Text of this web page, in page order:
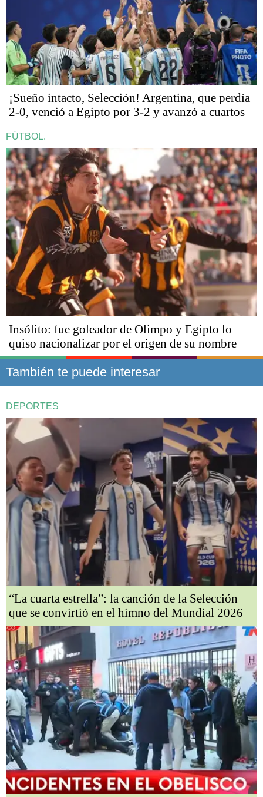
¡Sueño intacto, Selección! Argentina, que perdía
2-0, venció a Egipto por 3-2 y avanzó a cuartos
FÚTBOL.
Insólito: fue goleador de Olimpo y Egipto lo
quiso nacionalizar por el origen de su nombre
También te puede interesar
DEPORTES
“La cuarta estrella”: la canción de la Selección
que se convirtió en el himno del Mundial 2026